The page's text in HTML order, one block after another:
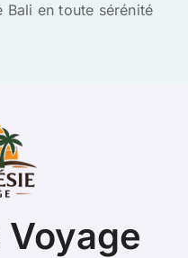
Bali en toute sérénité